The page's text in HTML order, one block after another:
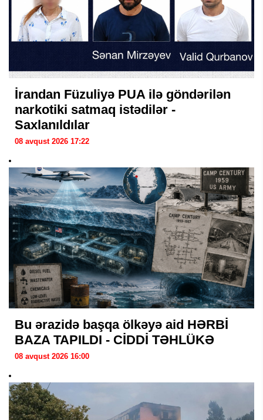
İrandan Füzuliyə PUA ilə göndərilən
narkotiki satmaq istədilər -
Saxlanıldılar
08 avqust 2026 17:22
Bu ərazidə başqa ölkəyə aid HƏRBİ
BAZA TAPILDI - CİDDİ TƏHLÜKƏ
08 avqust 2026 16:00